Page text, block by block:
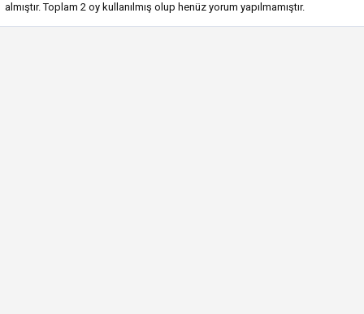
almıştır. Toplam 2 oy kullanılmış olup henüz yorum yapılmamıştır.